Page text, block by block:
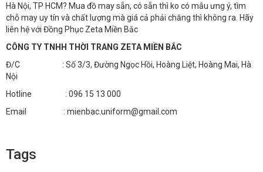
Hà Nội, TP HCM? Mua đồ may sẵn, có sẵn thì ko có mẫu ưng ý, tìm
chỗ may uy tín và chất lượng mà giá cả phải chăng thì không ra. Hãy
liên hệ với Đồng Phục Zeta Miền Bắc
CÔNG TY TNHH THỜI TRANG ZETA MIỀN BẮC
Đ/C : Số 3/3, Đường Ngọc Hồi, Hoàng Liệt, Hoàng Mai, Hà
Nội
Hotline : 096 15 13 000
Email : mienbac.uniform@gmail.com
Tags